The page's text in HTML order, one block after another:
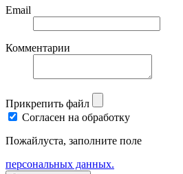
Email
Комментарии
Прикрепить файл
Согласен на обработку
Пожайлуста, заполните поле
персональных данных.